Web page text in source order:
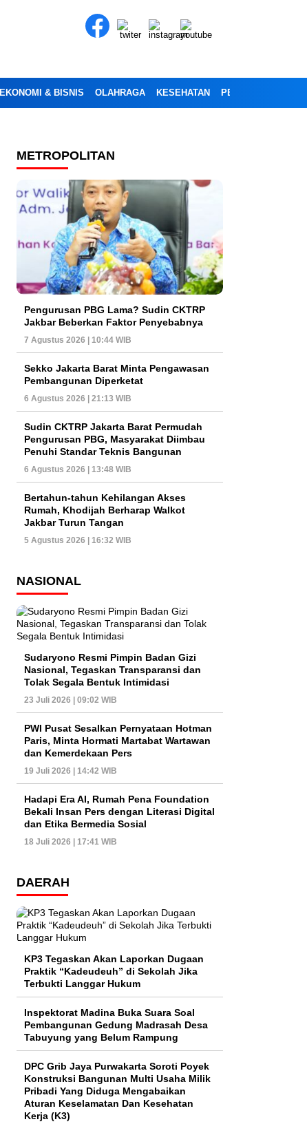
EKONOMI & BISNIS OLAHRAGA KESEHATAN PENDIDIKAN
METROPOLITAN
Pengurusan PBG Lama? Sudin CKTRP
Jakbar Beberkan Faktor Penyebabnya
7 Agustus 2026 | 10:44 WIB
Sekko Jakarta Barat Minta Pengawasan
Pembangunan Diperketat
6 Agustus 2026 | 21:13 WIB
Sudin CKTRP Jakarta Barat Permudah
Pengurusan PBG, Masyarakat Diimbau
Penuhi Standar Teknis Bangunan
6 Agustus 2026 | 13:48 WIB
Bertahun-tahun Kehilangan Akses
Rumah, Khodijah Berharap Walkot
Jakbar Turun Tangan
5 Agustus 2026 | 16:32 WIB
NASIONAL
Sudaryono Resmi Pimpin Badan Gizi
Nasional, Tegaskan Transparansi dan
Tolak Segala Bentuk Intimidasi
23 Juli 2026 | 09:02 WIB
PWI Pusat Sesalkan Pernyataan Hotman
Paris, Minta Hormati Martabat Wartawan
dan Kemerdekaan Pers
19 Juli 2026 | 14:42 WIB
Hadapi Era AI, Rumah Pena Foundation
Bekali Insan Pers dengan Literasi Digital
dan Etika Bermedia Sosial
18 Juli 2026 | 17:41 WIB
DAERAH
KP3 Tegaskan Akan Laporkan Dugaan
Praktik “Kadeudeuh” di Sekolah Jika
Terbukti Langgar Hukum
Inspektorat Madina Buka Suara Soal
Pembangunan Gedung Madrasah Desa
Tabuyung yang Belum Rampung
DPC Grib Jaya Purwakarta Soroti Poyek
Konstruksi Bangunan Multi Usaha Milik
Pribadi Yang Diduga Mengabaikan
Aturan Keselamatan Dan Kesehatan
Kerja (K3)